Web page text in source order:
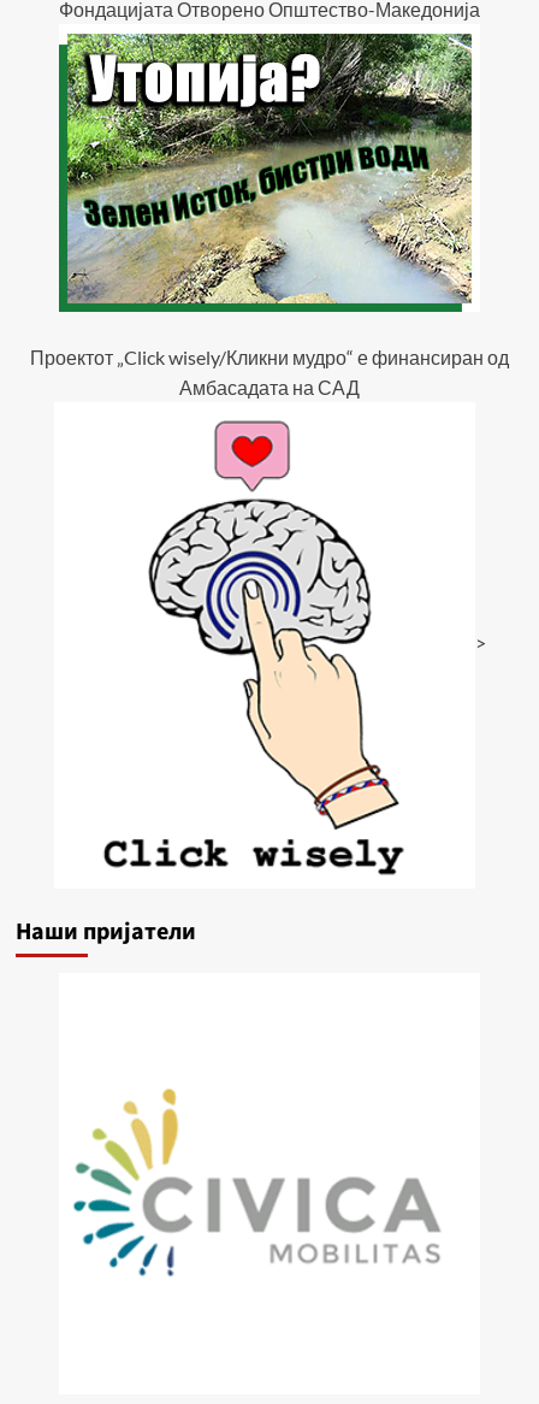
Фондацијата Отворено Општество-Македонија
Проектот „Click wisely/Кликни мудро“ е финансиран од
Амбасадата на САД
>
Наши пријатели